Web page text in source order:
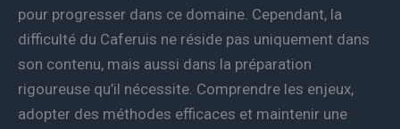
pour progresser dans ce domaine. Cependant, la
difficulté du Caferuis ne réside pas uniquement dans
son contenu, mais aussi dans la préparation
rigoureuse qu’il nécessite. Comprendre les enjeux,
adopter des méthodes efficaces et maintenir une